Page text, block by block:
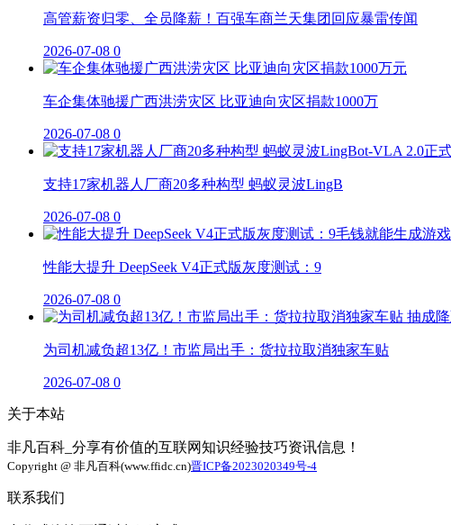
高管薪资归零、全员降薪！百强车商兰天集团回应暴雷传闻
2026-07-08 0
车企集体驰援广西洪涝灾区 比亚迪向灾区捐款1000万
2026-07-08 0
支持17家机器人厂商20多种构型 蚂蚁灵波LingB
2026-07-08 0
性能大提升 DeepSeek V4正式版灰度测试：9
2026-07-08 0
为司机减负超13亿！市监局出手：货拉拉取消独家车贴
2026-07-08 0
关于本站
非凡百科_分享有价值的互联网知识经验技巧资讯信息！
Copyright @ 非凡百科(www.ffidc.cn)晋ICP备2023020349号-4
联系我们